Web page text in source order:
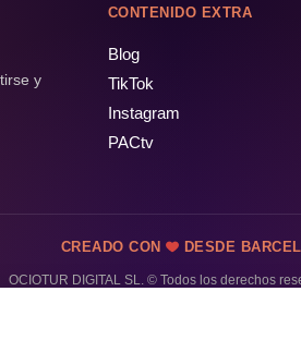
y
CONTENIDO EXTRA
Blog
TikTok
Instagram
PACtv
CREADO CON DESDE
OCIOTUR DIGITAL SL. © Todos los derechos